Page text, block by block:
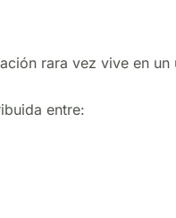
rara vez vive en un
entre: